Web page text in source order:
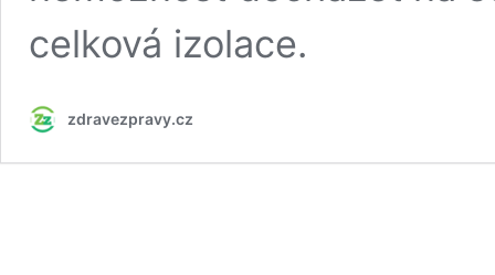
celková izolace.
zdravezpravy.cz